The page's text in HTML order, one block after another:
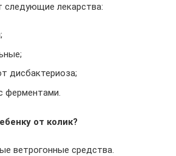
следующие лекарства:
дисбактериоза;
ферментами.
от колик?
ветрогонные средства.